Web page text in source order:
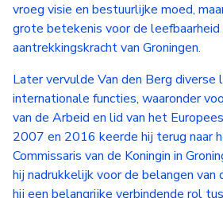
vroeg visie en bestuurlijke moed,
grote betekenis voor de leefbaarheid
aantrekkingskracht van Groningen.
Later vervulde Van den Berg diverse
internationale functies, waaronder
van de Arbeid en lid van het
2007 en 2016 keerde hij terug naar
Commissaris van de Koningin in
hij nadrukkelijk voor de belangen van
hij een belangrijke verbindende rol